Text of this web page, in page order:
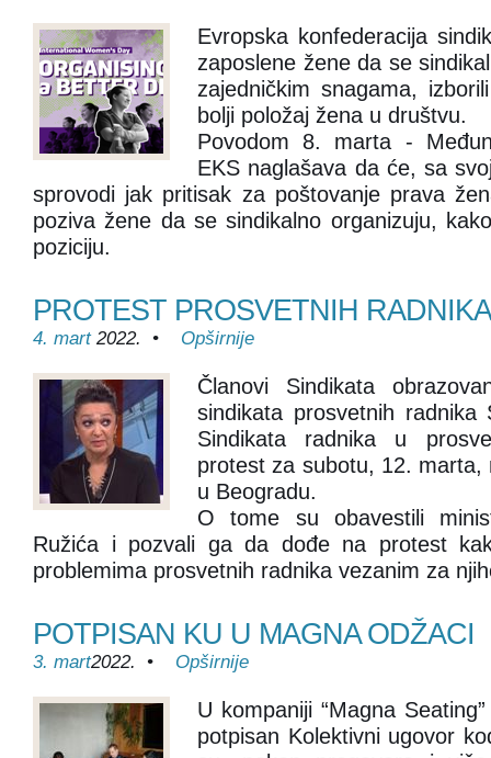
Evropska konfederacija
zaposlene žene da se
zajedničkim snagama,
bolji položaj žena u društvu.
Povodom 8. marta -
EKS naglašava da će, sa
sprovodi jak pritisak za poštovanje prava
poziva žene da se sindikalno organizuju,
poziciju.
PROTEST PROSVETNIH
4. mart2022. • Opširnije
Članovi Sindikata
sindikata prosvetnih radnika
Sindikata radnika u
protest za subotu, 12. marta,
u Beogradu.
O tome su obavestili
Ružića i pozvali ga da dođe na protest
problemima prosvetnih radnika vezanim za
POTPISAN KU U MAGNA ODŽACI
3. mart2022. • Opširnije
U kompaniji “Magna
potpisan Kolektivni ugovor